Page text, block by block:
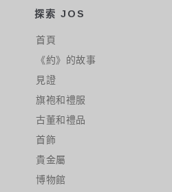
探索 JOS
首頁
《約》的故事
見證
旗袍和禮服
古董和禮品
首飾
貴金屬
博物館